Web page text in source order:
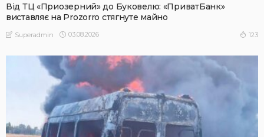
Від ТЦ «Приозерний» до Буковелю: «ПриватБанк»
виставляє на Prozorro стягнуте майно
Superadmin 03.08.2026 123